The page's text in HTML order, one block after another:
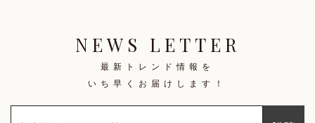
NEWS LETTER
最新トレンド情報を
いち早くお届けします！